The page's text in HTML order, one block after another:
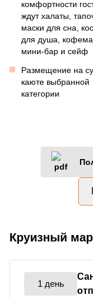
комфортности
ждут халаты,
маски для сна,
для душа,
мини-бар и сейф
Размещение на
каюте выбранной
категории
Круизный
1 день